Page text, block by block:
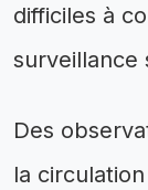
difficiles à
surveillance
Des
la